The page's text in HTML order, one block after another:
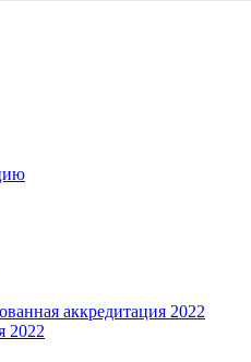
аккредитация 2022
2022